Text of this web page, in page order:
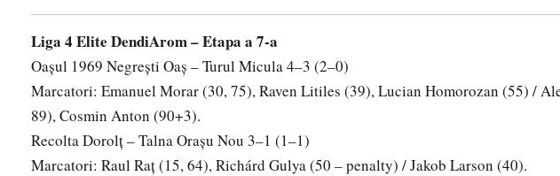
Liga 4 Elite DendiArom – Etapa a 7-a
Oașul 1969 Negrești Oaș – Turul Micula 4–3 (2–0)
Marcatori: Emanuel Morar (30, 75), Raven Litiles (39), Lucian Homorozan (55) /
89), Cosmin Anton (90+3).
Recolta Dorolț – Talna Orașu Nou 3–1 (1–1)
Marcatori: Raul Raț (15, 64), Richárd Gulya (50 – penalty) / Jakob Larson (40).